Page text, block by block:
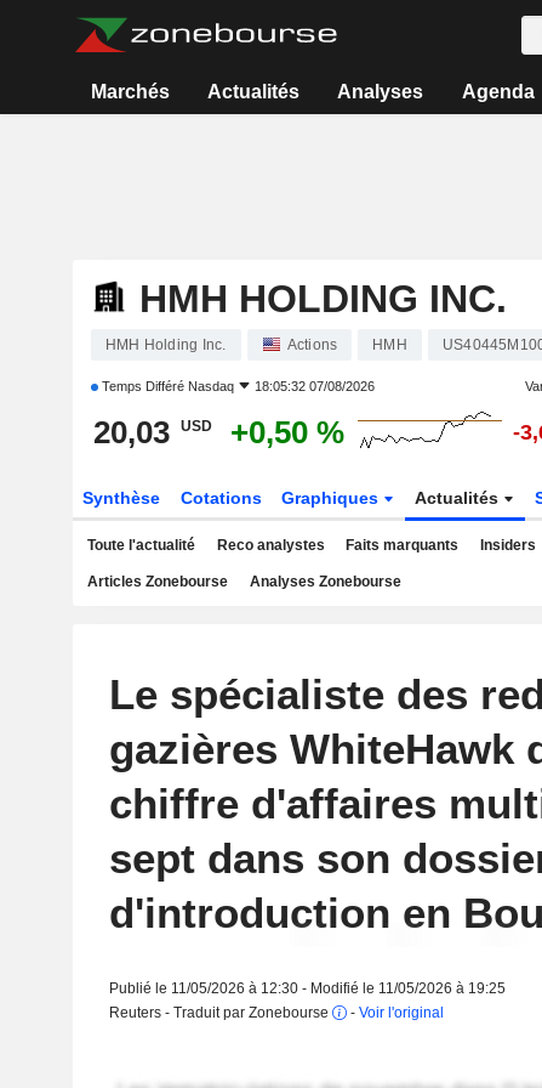
Marchés Actualités Analyses Agenda
HMH HOLDING INC.
HMH Holding Inc. Actions HMH
Temps Différé Nasdaq 18:05:32 07/08/2026
20,03 USD +0,50 % -
Synthèse Cotations Graphiques Actualités
Toute l'actualité Reco analystes Faits marquants Insiders
Articles Zonebourse Analyses Zonebourse
Le spécialiste des
gazières WhiteHawk
chiffre d'affaires
sept dans son
d'introduction en
Publié le 11/05/2026 à 12:30 - Modifié le 11/05/2026 à 19:25
Reuters - Traduit par Zonebourse
- Voir l'original